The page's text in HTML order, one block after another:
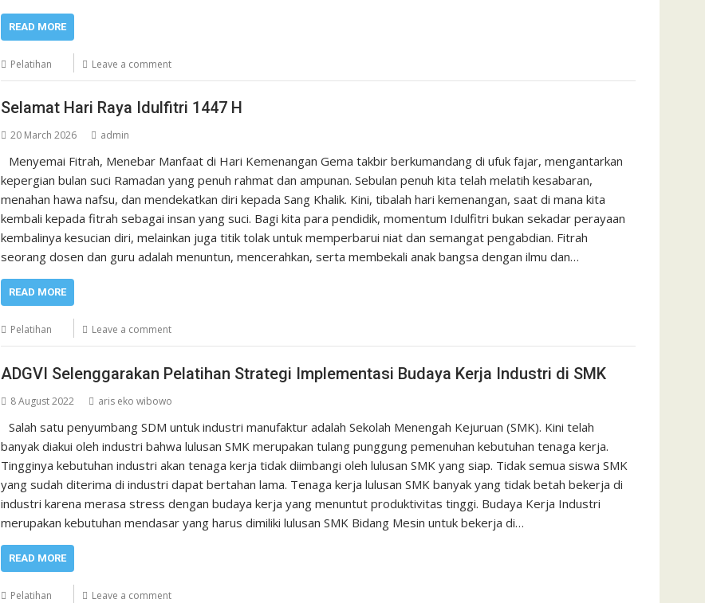
READ MORE
Pelatihan Leave a comment
Selamat Hari Raya Idulfitri 1447 H
20 March 2026 admin
Menyemai Fitrah, Menebar Manfaat di Hari Kemenangan Gema takbir berkumandang di ufuk fajar, mengantarkan
kepergian bulan suci Ramadan yang penuh rahmat dan ampunan. Sebulan penuh kita telah melatih kesabaran,
menahan hawa nafsu, dan mendekatkan diri kepada Sang Khalik. Kini, tibalah hari kemenangan, saat di mana kita
kembali kepada fitrah sebagai insan yang suci. Bagi kita para pendidik, momentum Idulfitri bukan sekadar perayaan
kembalinya kesucian diri, melainkan juga titik tolak untuk memperbarui niat dan semangat pengabdian. Fitrah
seorang dosen dan guru adalah menuntun, mencerahkan, serta membekali anak bangsa dengan ilmu dan…
READ MORE
Pelatihan Leave a comment
ADGVI Selenggarakan Pelatihan Strategi Implementasi Budaya Kerja Industri di SMK
8 August 2022 aris eko wibowo
Salah satu penyumbang SDM untuk industri manufaktur adalah Sekolah Menengah Kejuruan (SMK). Kini telah
banyak diakui oleh industri bahwa lulusan SMK merupakan tulang punggung pemenuhan kebutuhan tenaga kerja.
Tingginya kebutuhan industri akan tenaga kerja tidak diimbangi oleh lulusan SMK yang siap. Tidak semua siswa SMK
yang sudah diterima di industri dapat bertahan lama. Tenaga kerja lulusan SMK banyak yang tidak betah bekerja di
industri karena merasa stress dengan budaya kerja yang menuntut produktivitas tinggi. Budaya Kerja Industri
merupakan kebutuhan mendasar yang harus dimiliki lulusan SMK Bidang Mesin untuk bekerja di…
READ MORE
Pelatihan Leave a comment